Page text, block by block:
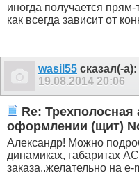
иногда получается
как всегда зависит от
wasil55 сказал(-а):
19.08.2014 20:06
Re: Трехполосная
оформлении (щит)
Александр! Можно
динамиках, габаритах
заказа..желательно на